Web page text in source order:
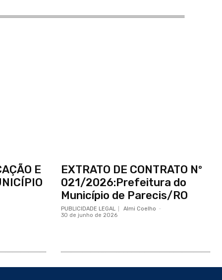
E
EXTRATO DE CONTRATO Nº
021/2026:Prefeitura do
Município de Parecis/RO
PUBLICIDADE LEGAL Almi Coelho -
30 de junho de 2026